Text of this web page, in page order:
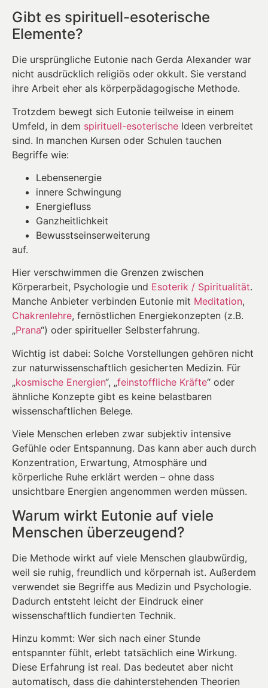
Gibt es spirituell-esoterische
Elemente?
Die ursprüngliche Eutonie nach Gerda Alexander war
nicht ausdrücklich religiös oder okkult. Sie verstand
ihre Arbeit eher als körperpädagogische Methode.
Trotzdem bewegt sich Eutonie teilweise in einem
Umfeld, in dem spirituell-esoterische Ideen verbreitet
sind. In manchen Kursen oder Schulen tauchen
Begriffe wie:
Lebensenergie
innere Schwingung
Energiefluss
Ganzheitlichkeit
Bewusstseinserweiterung
auf.
Hier verschwimmen die Grenzen zwischen
Körperarbeit, Psychologie und Esoterik / Spiritualität.
Manche Anbieter verbinden Eutonie mit Meditation,
Chakrenlehre, fernöstlichen Energiekonzepten (z.B.
„Prana“) oder spiritueller Selbsterfahrung.
Wichtig ist dabei: Solche Vorstellungen gehören nicht
zur naturwissenschaftlich gesicherten Medizin. Für
„kosmische Energien“, „feinstoffliche Kräfte“ oder
ähnliche Konzepte gibt es keine belastbaren
wissenschaftlichen Belege.
Viele Menschen erleben zwar subjektiv intensive
Gefühle oder Entspannung. Das kann aber auch durch
Konzentration, Erwartung, Atmosphäre und
körperliche Ruhe erklärt werden – ohne dass
unsichtbare Energien angenommen werden müssen.
Warum wirkt Eutonie auf viele
Menschen überzeugend?
Die Methode wirkt auf viele Menschen glaubwürdig,
weil sie ruhig, freundlich und körpernah ist. Außerdem
verwendet sie Begriffe aus Medizin und Psychologie.
Dadurch entsteht leicht der Eindruck einer
wissenschaftlich fundierten Technik.
Hinzu kommt: Wer sich nach einer Stunde
entspannter fühlt, erlebt tatsächlich eine Wirkung.
Diese Erfahrung ist real. Das bedeutet aber nicht
automatisch, dass die dahinterstehenden Theorien